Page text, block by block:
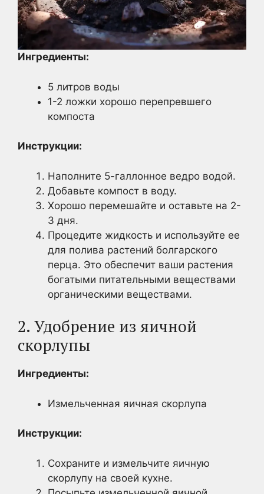
Ингредиенты:
5 литров воды
1-2 ложки хорошо перепревшего
компоста
Инструкции:
Наполните 5-галлонное ведро водой.
Добавьте компост в воду.
Хорошо перемешайте и оставьте на 2-
3 дня.
Процедите жидкость и используйте ее
для полива растений болгарского
перца. Это обеспечит ваши растения
богатыми питательными веществами
органическими веществами.
2. Удобрение из яичной
скорлупы
Ингредиенты:
Измельченная яичная скорлупа
Инструкции:
Сохраните и измельчите яичную
скорлупу на своей кухне.